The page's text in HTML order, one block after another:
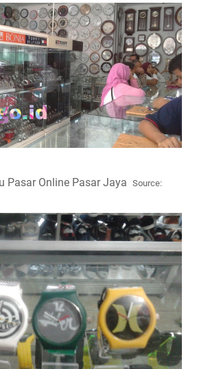
Source: